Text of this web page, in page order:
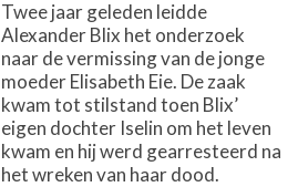
Twee jaar geleden leidde
Alexander Blix het onderzoek
naar de vermissing van de jonge
moeder Elisabeth Eie. De zaak
kwam tot stilstand toen Blix’
eigen dochter Iselin om het leven
kwam en hij werd gearresteerd na
het wreken van haar dood.